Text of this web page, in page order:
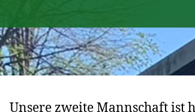
Unsere zweite Mannschaft ist